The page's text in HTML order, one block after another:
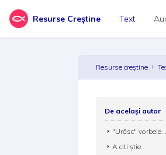
Resurse Creștine Text
Resurse creștine
De același autor
"Urăsc" vorbele...
A citi ştie...